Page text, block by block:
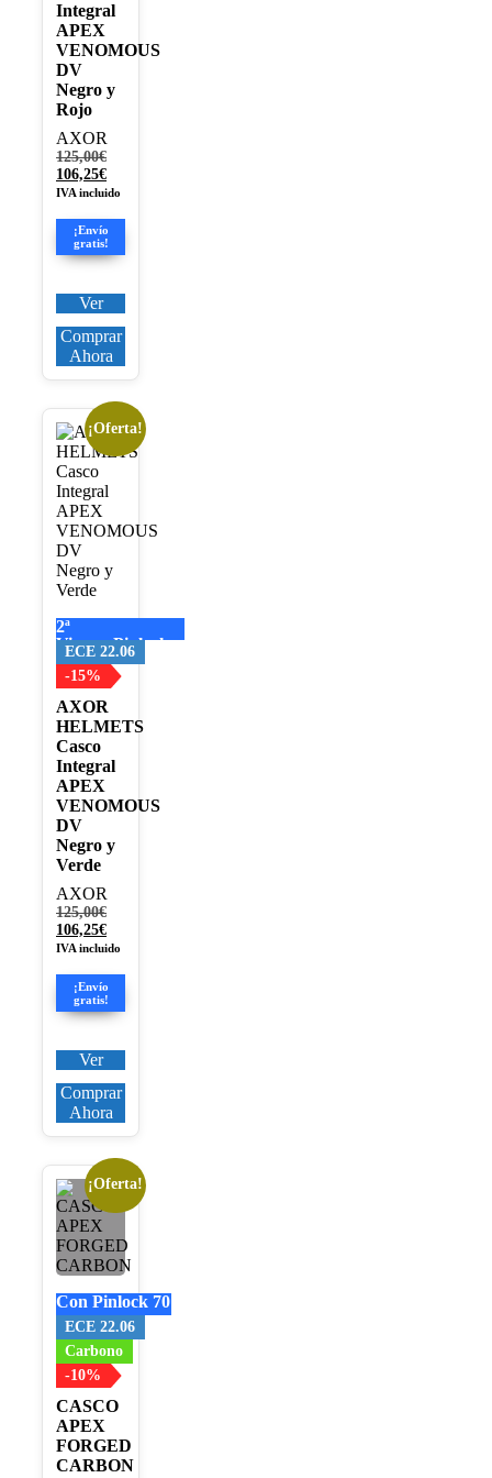
Integral
APEX
VENOMOUS
DV
Negro y
Rojo
AXOR
125,00€El
precio
original
125,00€.
106,25€El
precio
es:
106,25€.
IVA incluido
¡Envío
gratis!
Ver
Comprar
Ahora
¡Oferta!
2ª
Visera+Pinlock
ECE 22.06
-15%
AXOR
HELMETS
Casco
Integral
APEX
VENOMOUS
DV
Negro y
Verde
AXOR
125,00€El
precio
original
125,00€.
106,25€El
precio
es:
106,25€.
IVA incluido
¡Envío
gratis!
Ver
Este
producto
tiene
múltiples
variantes.
Las
opciones
se
pueden
en
la
página
de
producto
Comprar
Ahora
¡Oferta!
Con Pinlock 70
ECE 22.06
Carbono
-10%
CASCO
APEX
FORGED
CARBON
Este
producto
tiene
múltiples
variantes.
opciones
se
pueden
elegir
en
la
página
de
producto